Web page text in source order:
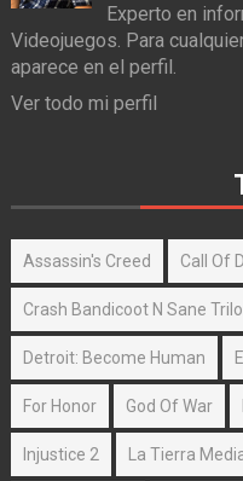
Experto en
Videojuegos. Para
aparece en el perfil.
Ver todo mi perfil
Assassin's Creed Call Of
Crash Bandicoot N Sane
Detroit: Become Human
For Honor God Of War
Injustice 2 La Tierra